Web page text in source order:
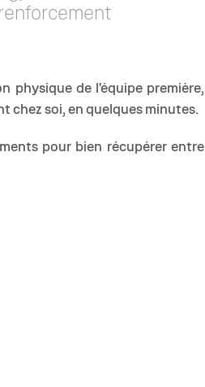
physique de l'équipe première,
chez soi, en quelques minutes.
pour bien récupérer entre